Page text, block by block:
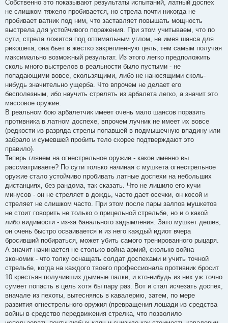
Собственно это показывают результаты испытаний, латный доспех
не слишком тяжело пробивается, но стрела почти никогда не
пробивает ватник под ним, что заставляет повышать мощность
выстрела для устойчивого поражения. При этом учитываем, что по
сути, стрела ложится под оптимальным углом, не имея шанса для
рикошета, она бьет в жестко закрепленную цель, тем самым получая
максимально возможный результат. Из этого легко предположить
сколь много выстрелов в реальности было пустыми - не
попадающими вовсе, скользящими, либо не наносящими сколь-
нибудь значительно ущерба. Что впрочем не делает его
бесполезным, ибо научить стрелять из арбалета легко, а значит это
массовое оружие.
В реальном бою арбалетчик имеет очень мало шансов поразить
противника в латном доспехе, впрочем лучник не имеет их вовсе
(редкости из разряда стрелы попавшей в подмышечную впадину или
забрало и сумевшей пробить тело скорее подтверждают это
правило).
Теперь глянем на огнестрельное оружие - какое именно вы
рассматриваете? По сути только начиная с мушкета огнестрельное
оружие стало устойчиво пробивать латные доспехи на небольших
дистанциях, без рандома, так сказать. Что не лишило его кучи
минусов - он не стреляет в дождь, часто дает осечки, он косой и
стреляет не слишком часто. При этом после пары залпов мушкетов
не стоит говорить не только о прицельной стрельбе, но и о какой
либо видимости - из-за банального задымления. Зато мушкет дешев,
он очень быстро осваивается и из него каждый идиот вчера
бросивший побираться, может убить самого тренированного рыцаря.
А значит начинается не столько война армий, сколько война
экономик - что толку оснащать солдат доспехами и учить точной
стрельбе, когда на каждого твоего профессионала противник бросит
10 крестьян получивших дымные палки, и кто-нибудь из них уж точно
сумеет попасть в цель хотя бы пару раз. Вот и стал исчезать доспех,
вначале из пехоты, вытесняясь в кавалерию, затем, по мере
развития огнестрельного оружия (превращения лошади из средства
войны в средство передвижения стрелка, что позволило